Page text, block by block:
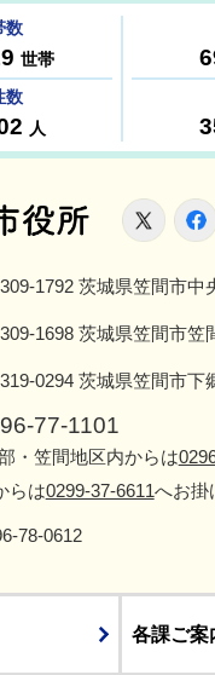
笠間市役
X
1792 茨城県笠間市中
1698 茨城県笠間市笠
0294 茨城県笠間市下
77-1101
・笠間地区内からは
らは0299-37-6611へお掛
78-0612
各課ご案